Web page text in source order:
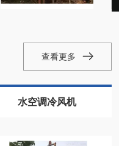
查看更多
水空调冷风机